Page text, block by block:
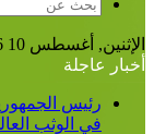
الإثنين, أغسطس 10 2026
أخبار عاجلة
رئيس
في الوثب